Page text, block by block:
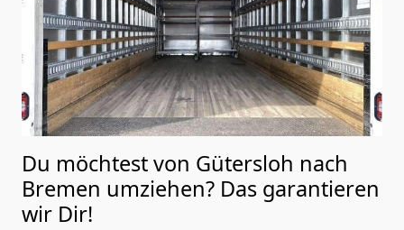
Du möchtest von Gütersloh nach
Bremen umziehen? Das garantieren
wir Dir!